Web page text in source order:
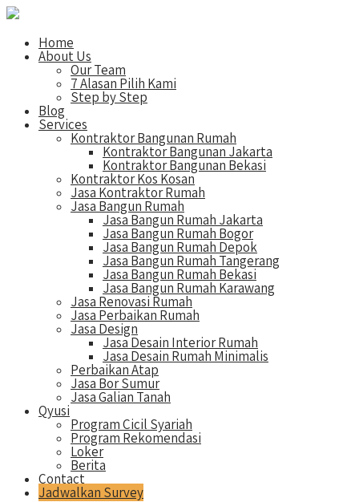
Home
About Us
Our Team
7 Alasan Pilih Kami
Step by Step
Blog
Services
Kontraktor Bangunan Rumah
Kontraktor Bangunan Jakarta
Kontraktor Bangunan Bekasi
Kontraktor Kos Kosan
Jasa Kontraktor Rumah
Jasa Bangun Rumah
Jasa Bangun Rumah Jakarta
Jasa Bangun Rumah Bogor
Jasa Bangun Rumah Depok
Jasa Bangun Rumah Tangerang
Jasa Bangun Rumah Bekasi
Jasa Bangun Rumah Karawang
Jasa Renovasi Rumah
Jasa Perbaikan Rumah
Jasa Design
Jasa Desain Interior Rumah
Jasa Desain Rumah Minimalis
Perbaikan Atap
Jasa Bor Sumur
Jasa Galian Tanah
Qyusi
Program Cicil Syariah
Program Rekomendasi
Loker
Berita
Contact
Jadwalkan Survey